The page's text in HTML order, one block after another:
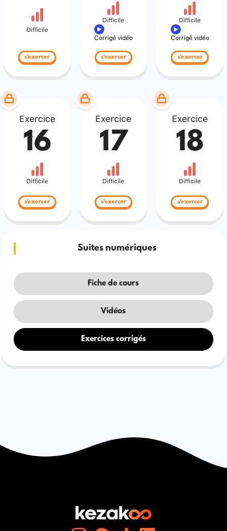
Difficile
s'exercer
Difficile
Corrigé vidéo
s'exercer
Difficile
Corrigé vidéo
s'exercer
Exercice
16
Difficile
s'exercer
Exercice
17
Difficile
s'exercer
Exercice
18
Difficile
s'exercer
Suites numériques
Fiche de cours
Vidéos
Exercices corrigés